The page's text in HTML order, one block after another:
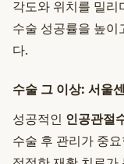
각도와 위치를 밀리
수술 성공률을 높이
다.
수술 그 이상: 서울
성공적인 인공관절
수술 후 관리가 중